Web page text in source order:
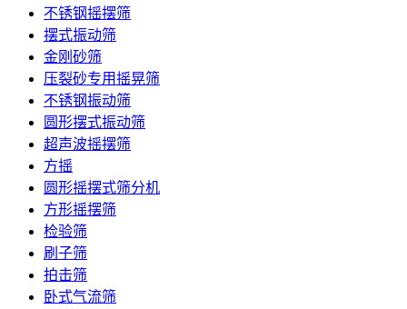
不锈钢摇摆筛
摆式振动筛
金刚砂筛
压裂砂专用摇晃筛
不锈钢振动筛
圆形摆式振动筛
超声波摇摆筛
方摇
圆形摇摆式筛分机
方形摇摆筛
检验筛
刷子筛
拍击筛
卧式气流筛